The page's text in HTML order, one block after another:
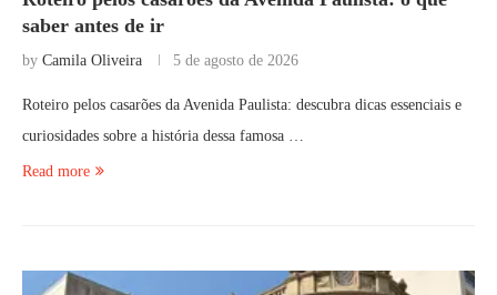
saber antes de ir
by Camila Oliveira 5 de agosto de 2026
Roteiro pelos casarões da Avenida Paulista: descubra dicas essenciais e
curiosidades sobre a história dessa famosa …
Read more